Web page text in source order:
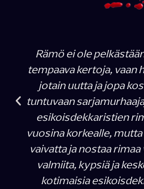
Rämö ei ole
tempaava kertoja, vaan
jotain uutta ja jopa
tuntuvaan
esikoisdekkaristien
vuosina korkealle,
vaivatta ja nostaa
valmiita, kypsiä ja
kotimaisia